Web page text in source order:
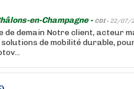
en-Champagne - CDI - 22/07/
demain Notre client, acteur
de mobilité durable,